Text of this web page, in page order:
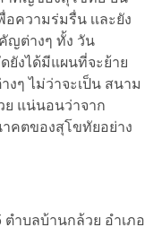
ความร่มรื่น เเละยัง
ญต่างๆ ทั้ง วัน
ยังได้มีแผนที่จะย้าย
ๆ ไม่ว่าจะเป็น สนาม
แน่นอนว่าจาก
าคตของสุโขทัยอย่าง
ตำบลบ้านกล้วย อำเภอ